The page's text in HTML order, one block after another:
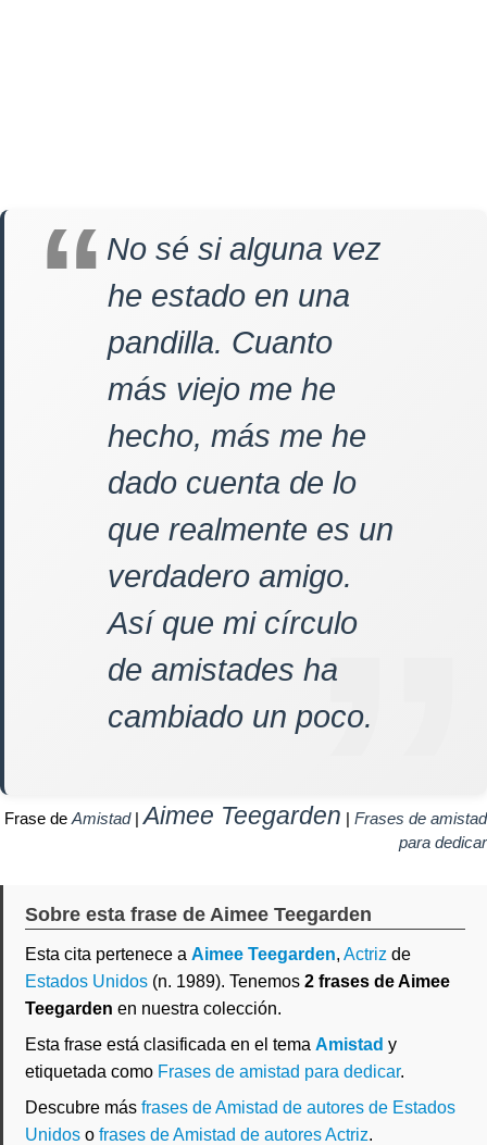
No sé si alguna vez
he estado en una
pandilla. Cuanto
más viejo me he
hecho, más me he
dado cuenta de lo
que realmente es un
verdadero amigo.
Así que mi círculo
de amistades ha
cambiado un poco.
Frase de Amistad|Aimee Teegarden | Frases de amistad
para dedicar
Sobre esta frase de Aimee Teegarden
Esta cita pertenece a Aimee Teegarden, Actriz de
Estados Unidos (n. 1989). Tenemos 2 frases de Aimee
Teegarden en nuestra colección.
Esta frase está clasificada en el tema Amistad y
etiquetada como Frases de amistad para dedicar.
Descubre más frases de Amistad de autores de Estados
Unidos o frases de Amistad de autores Actriz.